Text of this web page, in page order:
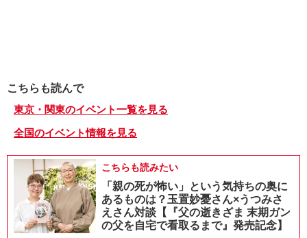
こちらも読んで
東京・関東のイベント一覧を見る
全国のイベント情報を見る
こちらも読みたい
「親の死が怖い」という気持ちの奥に
あるものは？玉置妙憂さん×うつみさ
えさん対談【『父の逝きざま 末期ガン
の父を自宅で看取るまで』発売記念】